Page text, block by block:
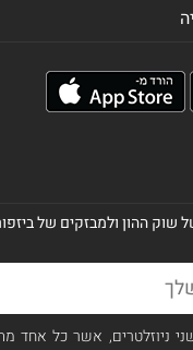
שוק ההון ולמבזקים של
ניוזלטרים, אשר כל אחד